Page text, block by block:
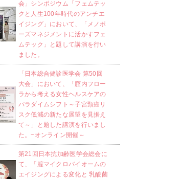
会」シンポジウム「フェムテッ
クと人生100年時代のアンチエ
イジング」において、「メノポ
ーズマネジメントに活かすフェ
ムテック」と題して講演を行い
ました。
「日本総合健診医学会 第50回
大会」において、「腟内フロー
ラから考える女性ヘルスケアの
パラダイムシフト～子宮頸癌リ
スク低減の新たな展望を見据え
て～」と題した講演を行いまし
た。~オンライン開催～
第21回日本抗加齢医学会総会に
て、「腟マイクロバイオームの
エイジングによる変化と 乳酸菌